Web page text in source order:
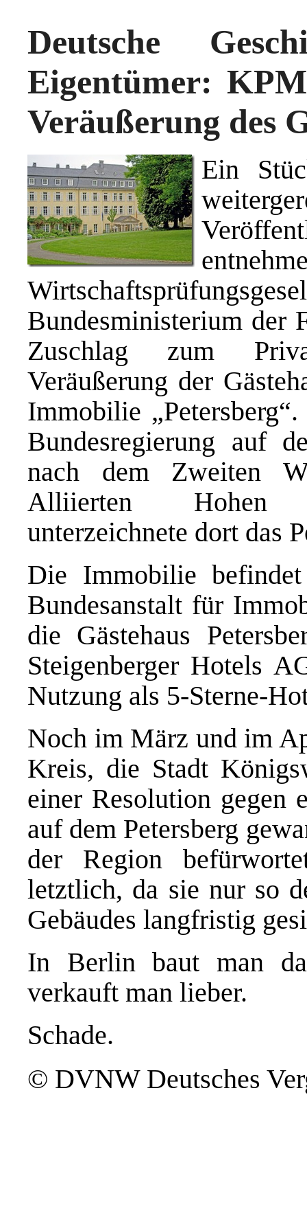
Deutsche
Eigentümer:
Veräußerung des
Ein
Bundesministerium der
Zuschlag zum
Veräußerung der
Immobilie
Bundesregierung auf
nach dem Zweiten
Alliierten Hohen
unterzeichnete dort das
Die Immobilie
Bundesanstalt für
die Gästehaus
Steigenberger Hotels
Nutzung als 5-Sterne-
Noch im März und im
Kreis, die Stadt
einer Resolution gegen
auf dem Petersberg
der Region
letztlich, da sie nur so
Gebäudes langfristig
In Berlin baut man
verkauft man lieber.
Schade.